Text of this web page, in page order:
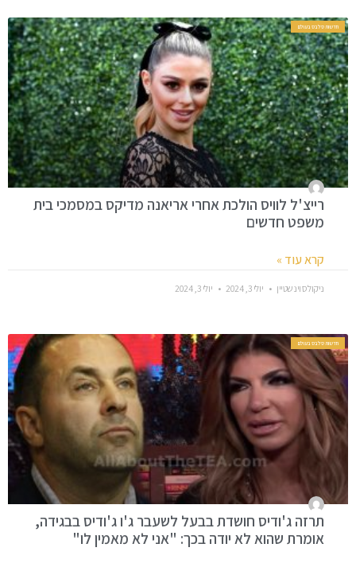
חדשות סלבס בעולם
רייצ'ל לוויס הולכת אחרי אריאנה מדיקס במסמכי בית
משפט חדשים
קרא עוד »
ניקולס וינשטיין יולי 3, 2024 יולי 3, 2024
חדשות סלבס בעולם
תרזה ג'ודיס חושדת בבעל לשעבר ג'ו ג'ודיס בבגידה,
אומרת שהוא לא יודה בכך: "אני לא מאמין לו"